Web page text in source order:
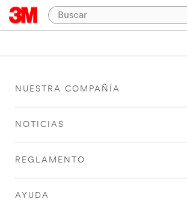
NUESTRA COMPAÑÍA
NOTICIAS
REGLAMENTO
AYUDA